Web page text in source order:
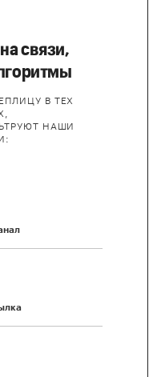
связи,
В ТЕХ
НАШИ